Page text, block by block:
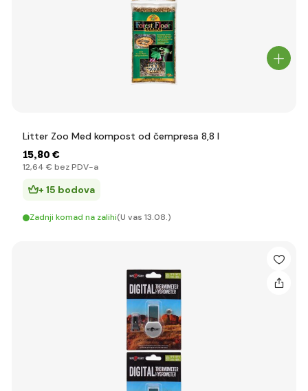
Litter Zoo Med kompost od čempresa 8,8 l
15,80 €
12,64 € bez PDV-a
+ 15 bodova
Zadnji komad na zalihi(U vas 13.08.)